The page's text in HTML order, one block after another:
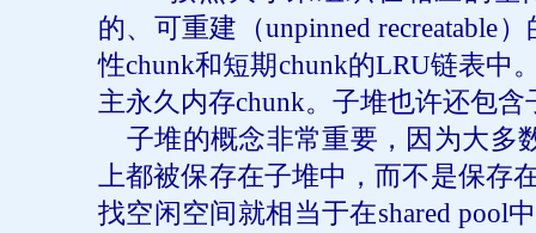
的、可重建（unpinned recreatable）
性chunk和短期chunk的LRU链表中
主永久内存chunk。子堆也许还包
子堆的概念非常重要，因为大多
上都被保存在子堆中，而不是保存
找空闲空间就相当于在shared pool